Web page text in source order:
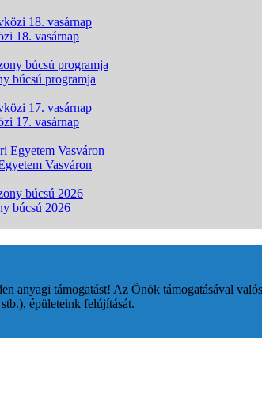
18. vasárnap
búcsú programja
17. vasárnap
Vasváron
búcsú 2026
anyagi támogatást! Az Önök támogatásával
épületeink felújítását.